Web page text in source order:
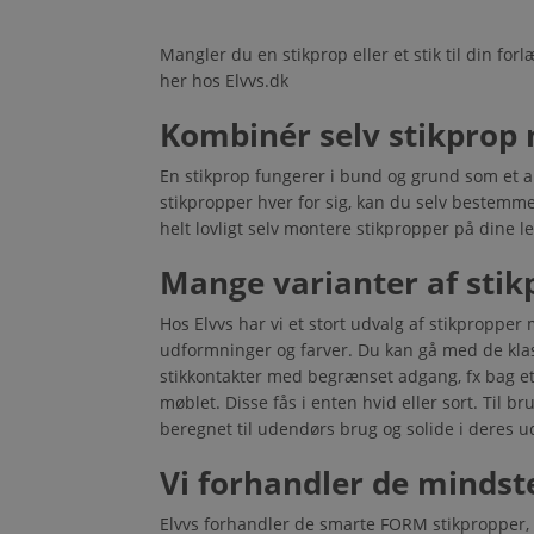
Mangler du en stikprop eller et stik til din
her hos Elvvs.dk
Kombinér selv
En stikprop fungerer i bund og grund som et
stikpropper hver for sig, kan du selv
helt lovligt selv montere stikpropper på dine
Mange varianter af
Hos Elvvs har vi et stort udvalg af
udformninger og farver. Du kan gå med de
stikkontakter med begrænset adgang, fx bag
møblet. Disse fås i enten hvid eller sort. Til
beregnet til udendørs brug og solide i deres
Vi forhandler de
Elvvs forhandler de smarte FORM